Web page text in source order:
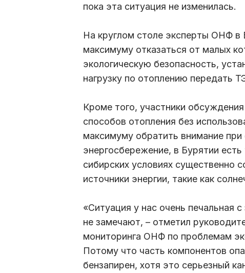
пока эта ситуация не изменилась.
На круглом столе эксперты ОНФ в
максимуму отказаться от малых
экологическую безопасность,
нагрузку по отоплению передать
Кроме того, участники
способов отопления без
максимуму обратить внимание
энергосбережение, в Бурятии
сибирских условиях существенно
источники энергии, такие как
«Ситуация у нас очень печальная
не замечают, – отметил
мониторинга ОНФ по проблемам
Потому что часть компонентов
бензапирен, хотя это серьезный